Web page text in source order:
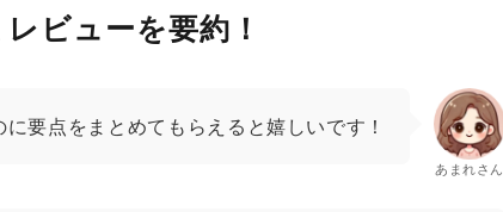
ビューを要約！
に要点をまとめてもらえると嬉しいです！
あまれさん